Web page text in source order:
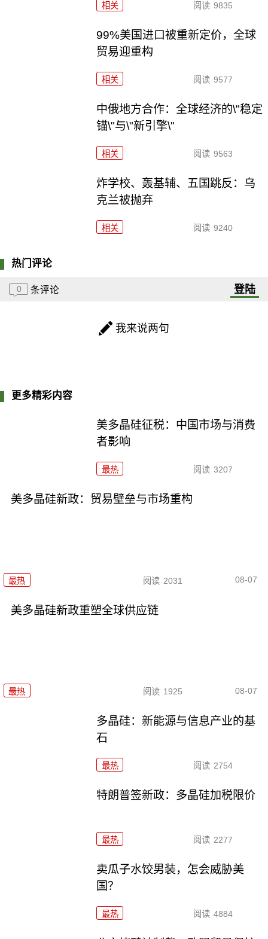
相关 阅读 9835
99%美国进口被重新定价，全球
贸易迎重构
相关 阅读 9577
中俄地方合作：全球经济的\"稳定
锚\"与\"新引擎\"
相关 阅读 9563
炸学校、轰基辅、五国跳反：乌
克兰被抛弃
相关 阅读 9240
热门评论
0 条评论 登陆
我来说两句
更多精彩内容
美多晶硅征税：中国市场与消费
者影响
最热 阅读 3207
美多晶硅新政：贸易壁垒与市场重构
最热 阅读 2031 08-07
美多晶硅新政重塑全球供应链
最热 阅读 1925 08-07
多晶硅：新能源与信息产业的基
石
最热 阅读 2754
特朗普签新政：多晶硅加税限价
最热 阅读 2277
卖瓜子水饺男装，怎会威胁美
国？
最热 阅读 4884